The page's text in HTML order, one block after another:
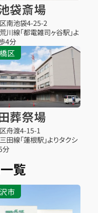
袋斎場
南池袋4-25-2
川線「都電雑司ヶ谷駅」よ
4分
区
葬祭場
舟渡4-15-1
田線「蓮根駅」よりタクシ
分
覧
市